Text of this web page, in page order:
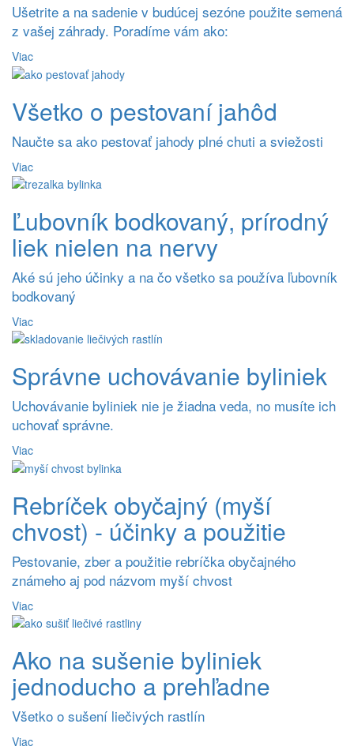
Ušetrite a na sadenie v budúcej sezóne použite semená
z vašej záhrady. Poradíme vám ako:
Viac
Všetko o pestovaní jahôd
Naučte sa ako pestovať jahody plné chuti a sviežosti
Viac
Ľubovník bodkovaný, prírodný
liek nielen na nervy
Aké sú jeho účinky a na čo všetko sa používa ľubovník
bodkovaný
Viac
Správne uchovávanie byliniek
Uchovávanie byliniek nie je žiadna veda, no musíte ich
uchovať správne.
Viac
Rebríček obyčajný (myší
chvost) - účinky a použitie
Pestovanie, zber a použitie rebríčka obyčajného
známeho aj pod názvom myší chvost
Viac
Ako na sušenie byliniek
jednoducho a prehľadne
Všetko o sušení liečivých rastlín
Viac